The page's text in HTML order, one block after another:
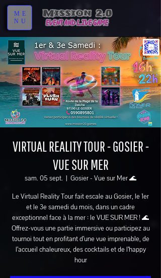
ME
NU
VIRTUAL REALITY TOUR - GOSIER -
VUE SUR MER
sam. 05 sept.
  |
Gosier - Vue sur Mer 🌊
Le Virtual Reality Tour fait escale au Gosier, le 1er
et le 3e samedi du mois, dans un cadre
exceptionnel face à la mer : le VUE SUR MER ! 🌊
Offrez-vous une partie immersive ou participez au
tournoi tout en profitant d’une vue imprenable, de
l’accueil chaleureux, des cocktails et de l’happy
hour